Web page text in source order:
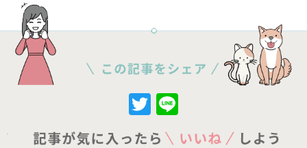
Twitter